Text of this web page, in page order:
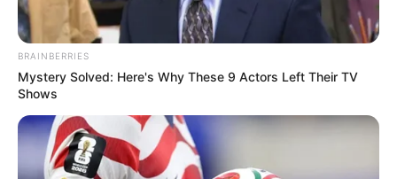
BRAINBERRIES
Mystery Solved: Here's Why These 9 Actors Left Their TV
Shows